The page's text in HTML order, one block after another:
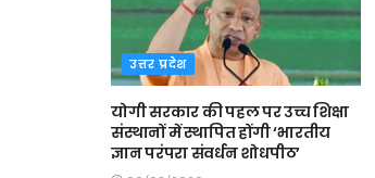
उत्तर प्रदेश
योगी सरकार की पहल पर उच्च शिक्षा
संस्थानों में स्थापित होंगी ‘भारतीय
ज्ञान परंपरा संवर्धन शोधपीठ’